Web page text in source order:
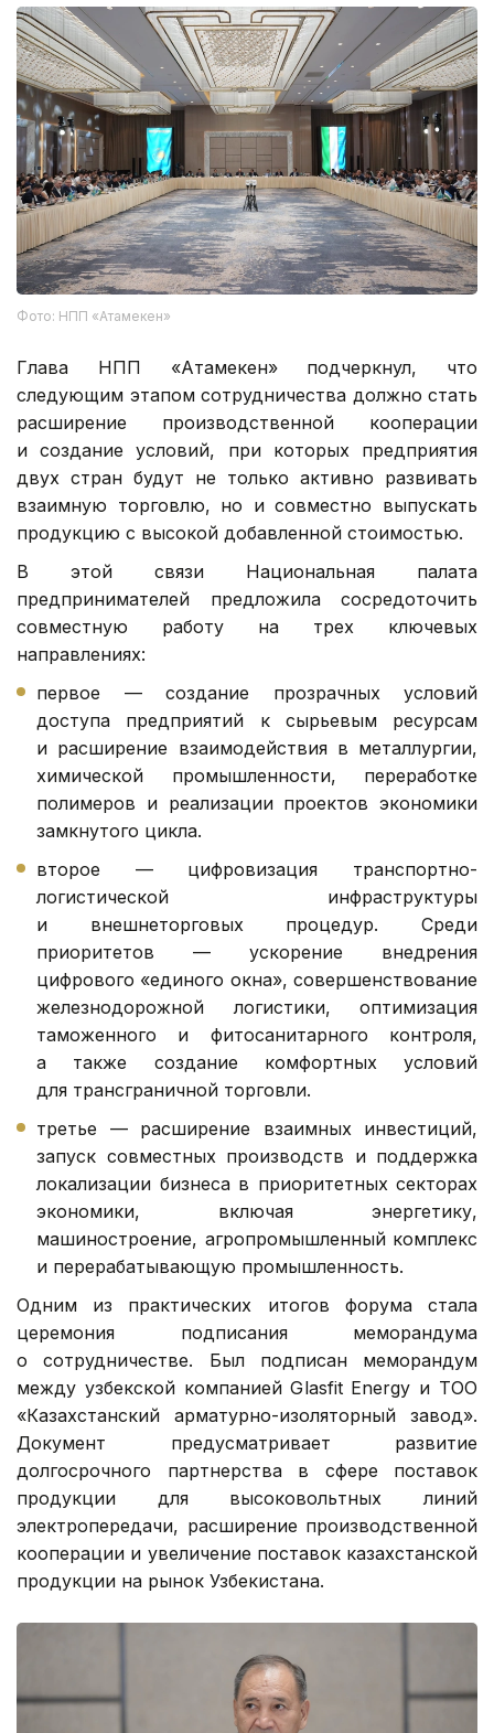
Фото: НПП «Атамекен»
Глава НПП «Атамекен» подчеркнул, что
следующим этапом сотрудничества должно стать
расширение производственной кооперации
и создание условий, при которых предприятия
двух стран будут не только активно развивать
взаимную торговлю, но и совместно выпускать
продукцию с высокой добавленной стоимостью.
В этой связи Национальная палата
предпринимателей предложила сосредоточить
совместную работу на трех ключевых
направлениях:
первое — создание прозрачных условий
доступа предприятий к сырьевым ресурсам
и расширение взаимодействия в металлургии,
химической промышленности, переработке
полимеров и реализации проектов экономики
замкнутого цикла.
второе — цифровизация транспортно-
логистической инфраструктуры
и внешнеторговых процедур. Среди
приоритетов — ускорение внедрения
цифрового «единого окна», совершенствование
железнодорожной логистики, оптимизация
таможенного и фитосанитарного контроля,
а также создание комфортных условий
для трансграничной торговли.
третье — расширение взаимных инвестиций,
запуск совместных производств и поддержка
локализации бизнеса в приоритетных секторах
экономики, включая энергетику,
машиностроение, агропромышленный комплекс
и перерабатывающую промышленность.
Одним из практических итогов форума стала
церемония подписания меморандума
о сотрудничестве. Был подписан меморандум
между узбекской компанией Glasfit Energy и ТОО
«Казахстанский арматурно-изоляторный завод».
Документ предусматривает развитие
долгосрочного партнерства в сфере поставок
продукции для высоковольтных линий
электропередачи, расширение производственной
кооперации и увеличение поставок казахстанской
продукции на рынок Узбекистана.